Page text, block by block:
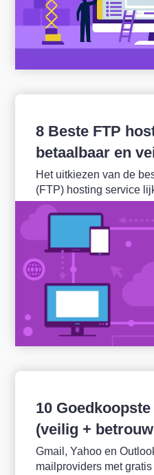
8 Beste FTP
betaalbaar en
Het uitkiezen van de
(FTP) hosting service
10
(veilig +
Gmail, Yahoo en
mailproviders met